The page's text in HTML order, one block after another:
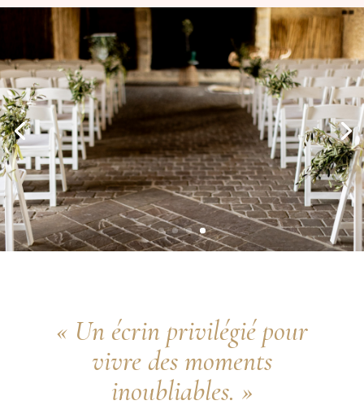
« Un écrin privilégié pour
vivre des moments
inoubliables. »